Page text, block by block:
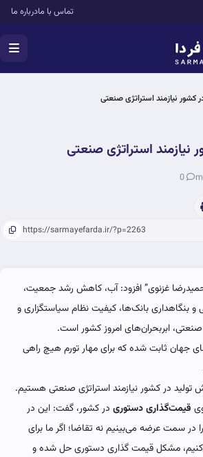
تماس با مادرباره ما
کشور نیازمند استراتژی صنعتی
نیازمند استراتژی صنعتی
غزنوی” افزود: آب، کاهش رشد جمعیت،
بنگاهداری بانک‌ها، کیفیت نظام سیاستگزاری و
صنعتی، ابربحران‌های امروز کشور است.
جهان ثابت شده که برای مهار تورم هیچ راهی
تولید در کشور نیازمند استراتژی صنعتی هستیم.
قیمت‌گذاری دستوری در کشور، گفت: این در
در سمت عرضه می‌بینیم نه تقاضا؛ اگر ما برای
کنیم، مشکل قیمت گذاری دستوری حل شده و